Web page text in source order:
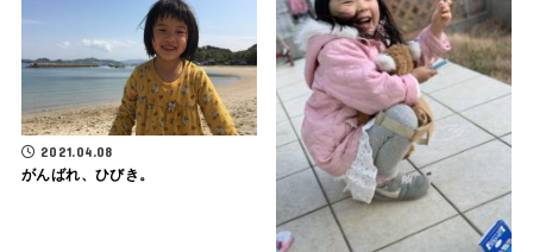
2021.04.08
がんばれ、ひびき。